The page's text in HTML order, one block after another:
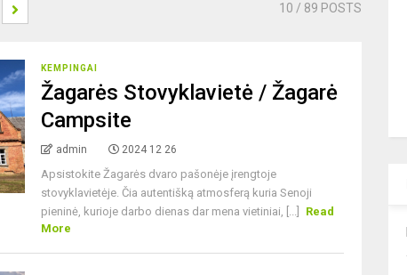
10 / 89 POSTS
KEMPINGAI
Žagarės Stovyklavietė / Žagarė
Campsite
admin 2024 12 26
Apsistokite Žagarės dvaro pašonėje įrengtoje
stovyklavietėje. Čia autentišką atmosferą kuria Senoji
pieninė, kurioje darbo dienas dar mena vietiniai, [...]
Read
More